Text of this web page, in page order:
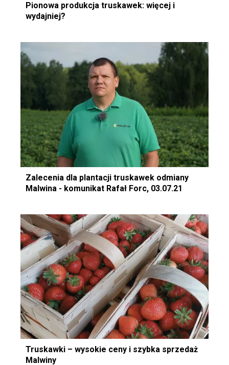
Pionowa produkcja truskawek: więcej i
wydajniej?
Zalecenia dla plantacji truskawek odmiany
Malwina - komunikat Rafał Forc, 03.07.21
Truskawki – wysokie ceny i szybka sprzedaż
Malwiny